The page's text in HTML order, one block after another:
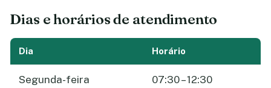
Dias e horários de atendimento
Dia Horário
Segunda-feira 07:30 – 12:30